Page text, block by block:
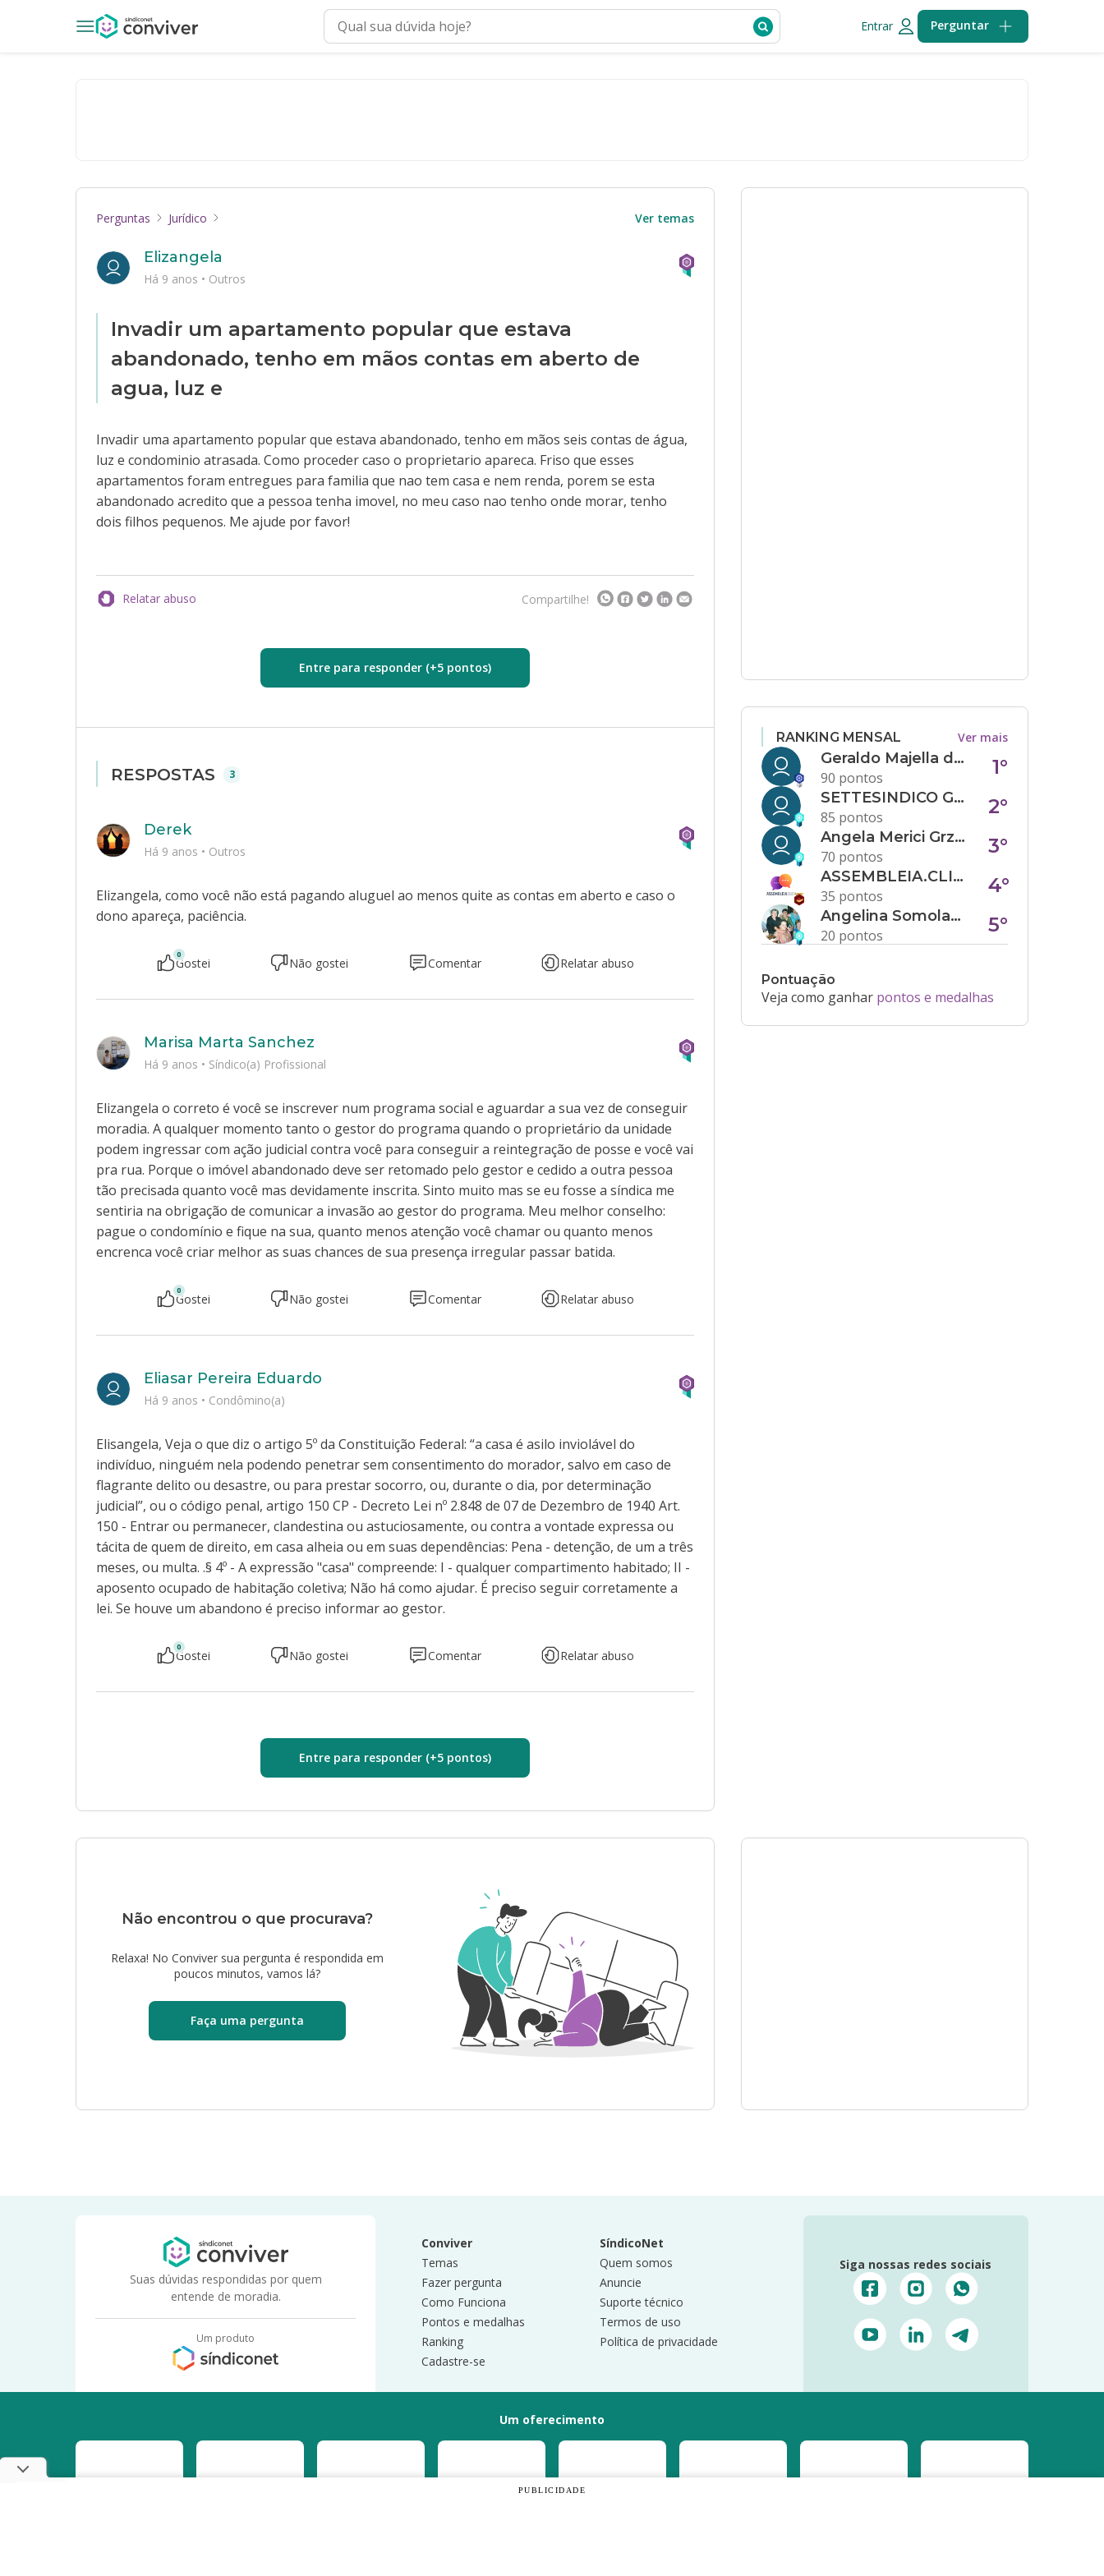
Entrar Perguntar
Perguntas Jurídico Ver temas
Invadir um apartamento popular que estava
abandonado, tenho em mãos contas em aberto de
agua, luz e
Invadir uma apartamento popular que estava abandonado, tenho em mãos seis contas de água,
luz e condominio atrasada. Como proceder caso o proprietario apareca. Friso que esses
apartamentos foram entregues para familia que nao tem casa e nem renda, porem se esta
abandonado acredito que a pessoa tenha imovel, no meu caso nao tenho onde morar, tenho
dois filhos pequenos. Me ajude por favor!
Elizangela
Há 9 anos • Outros
Relatar abuso Compartilhe!
Entre para responder (+5 pontos)
RESPOSTAS 3
Elizangela, como você não está pagando aluguel ao menos quite as contas em aberto e caso o
dono apareça, paciência.
Derek
Há 9 anos • Outros
0
Gostei Não gostei Comentar Relatar abuso
Elizangela o correto é você se inscrever num programa social e aguardar a sua vez de conseguir
moradia. A qualquer momento tanto o gestor do programa quando o proprietário da unidade
podem ingressar com ação judicial contra você para conseguir a reintegração de posse e você vai
pra rua. Porque o imóvel abandonado deve ser retomado pelo gestor e cedido a outra pessoa
tão precisada quanto você mas devidamente inscrita. Sinto muito mas se eu fosse a síndica me
sentiria na obrigação de comunicar a invasão ao gestor do programa. Meu melhor conselho:
pague o condomínio e fique na sua, quanto menos atenção você chamar ou quanto menos
encrenca você criar melhor as suas chances de sua presença irregular passar batida.
Marisa Marta Sanchez
Há 9 anos • Síndico(a) Profissional
0
Gostei Não gostei Comentar Relatar abuso
Elisangela, Veja o que diz o artigo 5º da Constituição Federal: “a casa é asilo inviolável do
indivíduo, ninguém nela podendo penetrar sem consentimento do morador, salvo em caso de
flagrante delito ou desastre, ou para prestar socorro, ou, durante o dia, por determinação
judicial”, ou o código penal, artigo 150 CP - Decreto Lei nº 2.848 de 07 de Dezembro de 1940 Art.
150 - Entrar ou permanecer, clandestina ou astuciosamente, ou contra a vontade expressa ou
tácita de quem de direito, em casa alheia ou em suas dependências: Pena - detenção, de um a três
meses, ou multa. .§ 4º - A expressão "casa" compreende: I - qualquer compartimento habitado; II -
aposento ocupado de habitação coletiva; Não há como ajudar. É preciso seguir corretamente a
lei. Se houve um abandono é preciso informar ao gestor.
Eliasar Pereira Eduardo
Há 9 anos • Condômino(a)
0
Gostei Não gostei Comentar Relatar abuso
Entre para responder (+5 pontos)
Não encontrou o que procurava?
Relaxa! No Conviver sua pergunta é respondida em
poucos minutos, vamos lá?
Faça uma pergunta
RANKING MENSAL Ver mais
Geraldo Majella da Silva
90 pontos
1°
SETTESINDICO GOVERNANÇA CONDOMINIAL
85 pontos
2°
Angela Merici Grzybowski
70 pontos
3°
ASSEMBLEIA.CLICK
35 pontos
4°
Angelina Somolanji R. Oliveira
20 pontos
5°
Pontuação
Veja como ganhar pontos e medalhas
Suas dúvidas respondidas por quem
entende de moradia.
Um produto
Conviver
Temas
Fazer pergunta
Como Funciona
Pontos e medalhas
Ranking
Cadastre-se
SíndicoNet
Quem somos
Anuncie
Suporte técnico
Termos de uso
Política de privacidade
Siga nossas redes sociais
Um oferecimento
PUBLICIDADE